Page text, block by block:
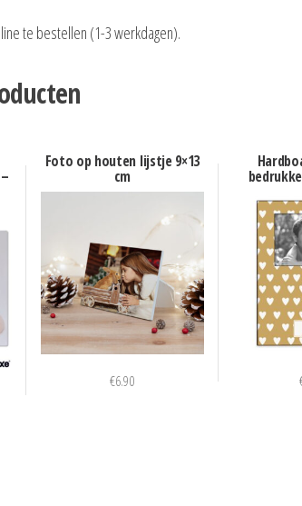
te bestellen (1-3 werkdagen).
Foto op houten lijstje 9×13
cm
€6.90